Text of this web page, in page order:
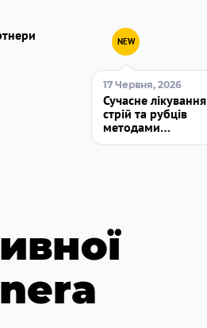
NEW
17 Червня, 2026
Сучасне лікування
стрій та рубців
методами
регенеративної